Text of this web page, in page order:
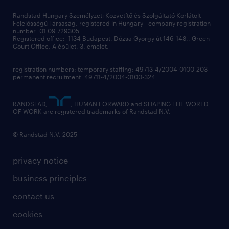
digital
contact us
sustainability
privacy notice
business principles
contact us
cookies
Randstad Hungary Személyzeti Közvetítő és Szolgáltató Korlátolt
Felelősségű Társaság, registered in Hungary - company registration
number: 01 09 729305
Registered office: 1134 Budapest, Dózsa György út 146-148., Green
Court Office, A épület, 3. emelet,
registration numbers: temporary staffing: 49713-4/2004-0100-203
permanent recruitment: 49711-4/2004-0100-324
RANDSTAD,
, HUMAN FORWARD and SHAPING THE WORLD
OF WORK are registered trademarks of Randstad N.V.
© Randstad N.V. 2025